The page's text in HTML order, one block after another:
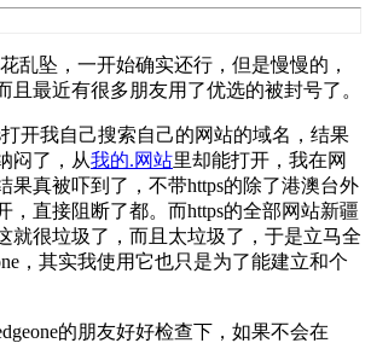
乱坠，一开始确实还行，但是慢慢的，
且最近有很多朋友用了优选的被封号了。
开我自己搜索自己的网站的域名，结果
闷了，从我的.网站里却能打开，我在网
果真被吓到了，不带https的除了港澳台外
，直接阻断了都。而https的全部网站新疆
就很垃圾了，而且太垃圾了，于是立马全
，其实我使用它也只是为了能建立和个
的朋友好好检查下，如果不会在